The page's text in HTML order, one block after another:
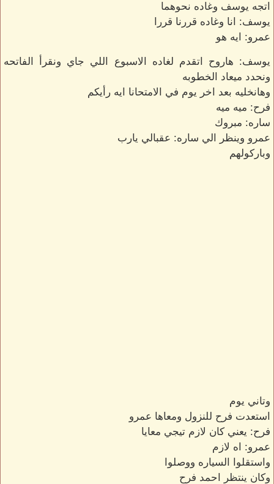
اتجه يوسف وغاده نحوهما
يوسف: انا وغاده قررنا قررا
عمرو: ايه هو
يوسف: هاروح اتقدم لغاده الاسبوع اللي جاي ونقرأ الفاتحه
ونحدد ميعاد الخطوبه
وهانخليه بعد اخر يوم في الامتحانا ايه رأيكم
فرح: ميه ميه
ساره: مبروك
عمرو وينظر الي ساره: عقبالي يارب
وباركولهم
وتاني يوم
استعدت فرح للنزول ومعاها عمرو
فرح: يعني كان لازم تيجي معايا
عمرو: اه لازم
واستقلوا السياره ووصلوا
وكان ينتظر احمد فرح